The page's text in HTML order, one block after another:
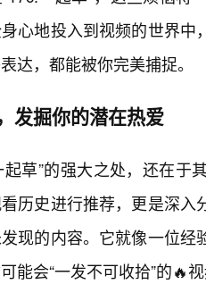
心地投入到视频的世界
达，都能被你完美捕捉。
发掘你的潜在热爱
起草”的强大之处，还在于
历史进行推荐，更是深
现的内容。它就像一位
能会“一发不可收拾”的🔥